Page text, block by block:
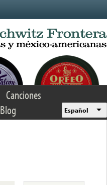
Canciones
Blog Español